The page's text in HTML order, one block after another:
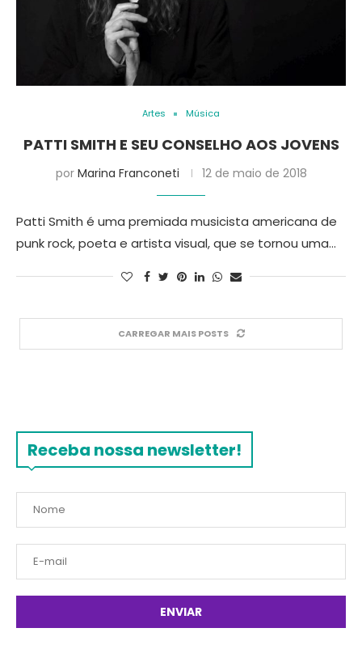
Artes Música
PATTI SMITH E SEU CONSELHO AOS JOVENS
por Marina Franconeti 12 de maio de 2018
Patti Smith é uma premiada musicista americana de
punk rock, poeta e artista visual, que se tornou uma…
CARREGAR MAIS POSTS
Receba nossa newsletter!